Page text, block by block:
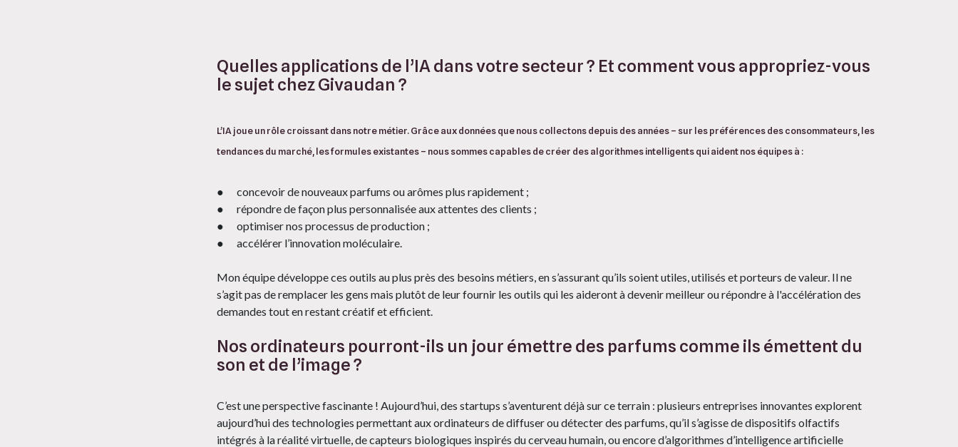
Quelles applications de l’IA dans votre secteur ? Et comment vous appropriez-vous
le sujet chez Givaudan ?
L’IA joue un rôle croissant dans notre métier. Grâce aux données que nous collectons depuis des années – sur les préférences des consommateurs, les
tendances du marché, les formules existantes – nous sommes capables de créer des algorithmes intelligents qui aident nos équipes à :
●
concevoir de nouveaux parfums ou arômes plus rapidement ;
●
répondre de façon plus personnalisée aux attentes des clients ;
●
optimiser nos processus de production ;
●
accélérer l’innovation moléculaire.
Mon équipe développe ces outils au plus près des besoins métiers, en s’assurant qu’ils soient utiles, utilisés et porteurs de valeur. Il ne
s’agit pas de remplacer les gens mais plutôt de leur fournir les outils qui les aideront à devenir meilleur ou répondre à l'accélération des
demandes tout en restant créatif et efficient.
Nos ordinateurs pourront-ils un jour émettre des parfums comme ils émettent du
son et de l’image ?
C’est une perspective fascinante ! Aujourd’hui, des startups s’aventurent déjà sur ce terrain : plusieurs entreprises innovantes explorent
aujourd’hui des technologies permettant aux ordinateurs de diffuser ou détecter des parfums, qu’il s’agisse de dispositifs olfactifs
intégrés à la réalité virtuelle, de capteurs biologiques inspirés du cerveau humain, ou encore d’algorithmes d’intelligence artificielle